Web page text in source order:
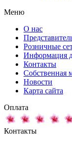
Меню
О нас
Розничные
Информация
Контакты
Собственная
Новости
Карта сайта
Оплата
Контакты